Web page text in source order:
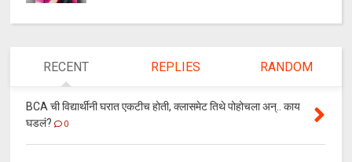
RECENT REPLIES RANDOM
BCA ची विद्यार्थीनी घरात एकटीच होती, क्लासमेट तिथे पोहोचला अन्.. काय
घडलं?
0